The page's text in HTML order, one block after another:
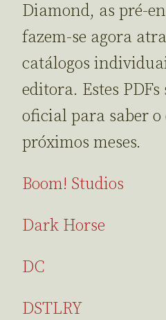
Diamond, as pré-
fazem-se agora
catálogos
editora. Estes
oficial para saber o
próximos meses.
Boom! Studios
Dark Horse
DC
DSTLRY